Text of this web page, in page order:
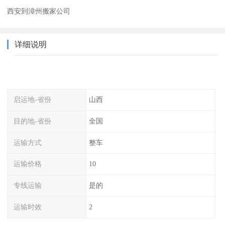
西安到漳州搬家公司
详细说明
启运地-省份 山西
目的地-省份 全国
运输方式 整车
运输价格 10
专线运输 是的
运输时效 2